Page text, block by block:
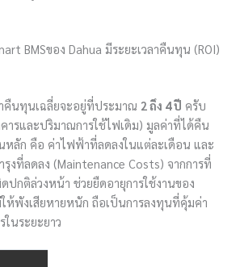
BMSของ Dahua มีระยะเวลาคืนทุน (ROI)
คืนทุนเฉลี่ยจะอยู่ที่ประมาณ 2 ถึง 4 ปี ครับ
ารและปริมาณการใช้ไฟเดิม) มูลค่าที่ได้คืน
หลัก คือ ค่าไฟฟ้าที่ลดลงในแต่ละเดือน และ
รุงที่ลดลง (Maintenance Costs) จากการที่
ปกติล่วงหน้า ช่วยยืดอายุการใช้งานของ
ให้พังเสียหายหนัก ถือเป็นการลงทุนที่คุ้มค่า
ในระยะยาว